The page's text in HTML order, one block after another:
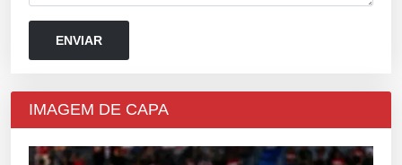
IMAGEM DE CAPA